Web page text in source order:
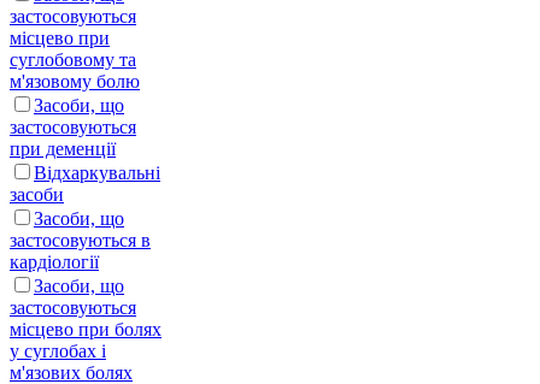
застосовуються
місцево при
суглобовому та
м'язовому болю
Засоби, що
застосовуються
при деменції
Відхаркувальні
засоби
Засоби, що
застосовуються в
кардіології
Засоби, що
застосовуються
місцево при болях
у суглобах і
м'язових болях